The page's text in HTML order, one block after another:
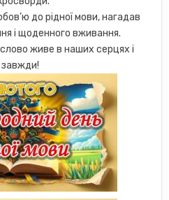
до рідної мови, нагадав
і щоденного вживання.
живе в наших серцях і
завжди!